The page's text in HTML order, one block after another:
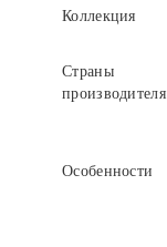
Коллекция
Страны
производителя
Особенности